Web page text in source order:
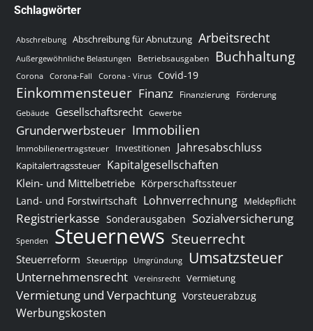
Schlagwörter
Abschreibung Abschreibung für Abnutzung Arbeitsrecht
Außergewöhnliche Belastungen Betriebsausgaben Buchhaltung
Corona Corona-Fall Corona - Virus Covid-19
Einkommensteuer Finanz Finanzierung Förderung
Gebäude Gesellschaftsrecht Gewerbe
Grunderwerbsteuer Immobilien
Immobilienertragsteuer Investitionen Jahresabschluss
Kapitalertragssteuer Kapitalgesellschaften
Klein- und Mittelbetriebe Körperschaftssteuer
Land- und Forstwirtschaft Lohnverrechnung Meldepflicht
Registrierkasse Sonderausgaben Sozialversicherung
Spenden Steuernews Steuerrecht
Steuerreform Steuertipp Umgründung Umsatzsteuer
Unternehmensrecht Vereinsrecht Vermietung
Vermietung und Verpachtung Vorsteuerabzug
Werbungskosten